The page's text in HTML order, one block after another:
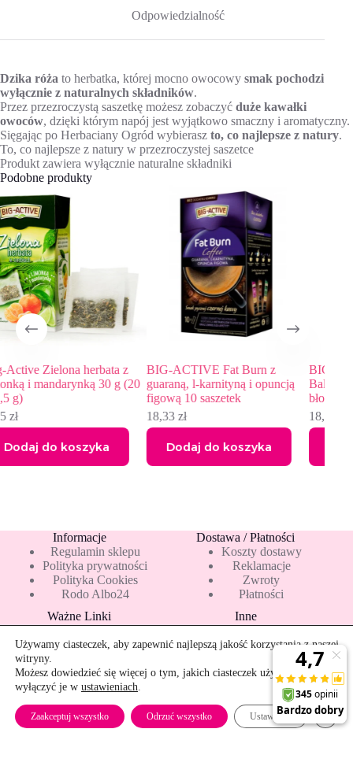
Odpowiedzialność
Dzika róża to herbatka, której mocno owocowy smak pochodzi
wyłącznie z naturalnych składników.
Przez przezroczystą saszetkę możesz zobaczyć duże kawałki
owoców, dzięki którym napój jest wyjątkowo smaczny i aromatyczny.
Sięgając po Herbaciany Ogród wybierasz to, co najlepsze z natury.
To, co najlepsze z natury w przezroczystej saszetce
Produkt zawiera wyłącznie naturalne składniki
Podobne produkty
BIG-ACTIVE Fat Burn z
guaraną, l-karnityną i opuncją
figową 10 saszetek
18,33
Dodaj do koszyka
BIG-ACTIVE Digestive
Balance z l-karnityną, cholerllą i
błonnikiem 10 saszetek
18,33
Dodaj do koszyka
Informacje
Regulamin sklepu
Polityka prywatności
Polityka Cookies
Rodo Albo24
Dostawa / Płatności
Koszty dostawy
Reklamacje
Zwroty
Płatności
Ważne Linki
Blog
Nowości
Bestsellery
Inne
Pakiety 10 mleka
Mapa strony
Rekomendowane
Kontakt
Szybkie zwroty
Używamy ciasteczek, aby zapewnić najlepszą jakość korzystania z naszej
witryny.
Możesz dowiedzieć się więcej o tym, jakich ciasteczek używamy, lub
wyłączyć je w ustawieniach.
Zaakceptuj wszystko Odrzuć wszystko Ustawienia